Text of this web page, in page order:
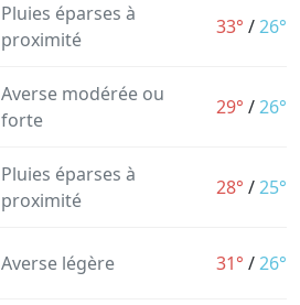
Pluies éparses à
proximité
33° /26°
Averse modérée ou
forte
29° /26°
Pluies éparses à
proximité
28° /25°
Averse légère 31° /26°